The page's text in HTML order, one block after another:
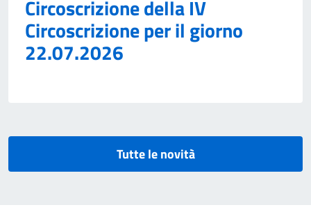
Circoscrizione della IV
Circoscrizione per il giorno
22.07.2026
Tutte le novità